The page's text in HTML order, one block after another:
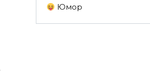
Юмор